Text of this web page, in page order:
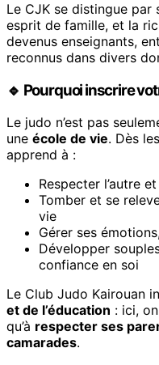
Le CJK se distingue par
esprit de famille, et la
devenus enseignants,
reconnus dans divers
🔹 Pourquoi inscrire
Le judo n’est pas
une école de vie. Dès
apprend à :
Respecter l’autre
Tomber et se
vie
Gérer ses
Développer
confiance en soi
Le Club Judo Kairouan
et de l’éducation : ici,
qu’à respecter ses
camarades.